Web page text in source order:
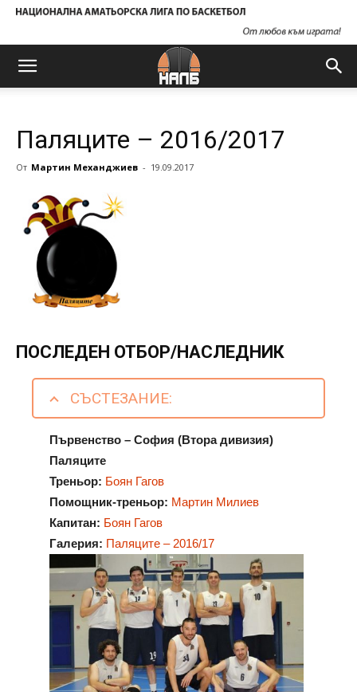
Паляците – 2016/2017
От Мартин Механджиев - 19.09.2017
ПОСЛЕДЕН ОТБОР/НАСЛЕДНИК
СЪСТЕЗАНИЕ:
Първенство – София (Втора дивизия)
Паляците
Треньор: Боян Гагов
Помощник-треньор: Мартин Милиев
Капитан: Боян Гагов
Галерия: Паляците – 2016/17